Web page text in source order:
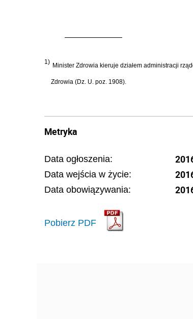
1) Minister Zdrowia kieruje działem administracji
Zdrowia (Dz. U. poz. 1908).
Metryka
Data ogłoszenia:
Data wejścia w życie:
Data obowiązywania:
Pobierz PDF